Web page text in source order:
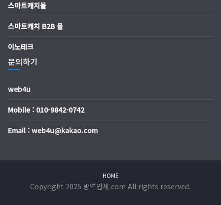
스마트캐치몰
스마트캐치 B2B 몰
이노테크
문의하기
web4u
Mobile : 010-9842-0742
Email : web4u@kakao.com
HOME
Copyright 2025 방역업체.com All rights reserved.